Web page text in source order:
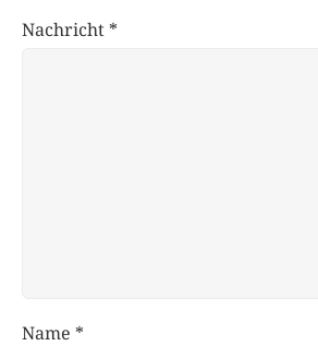
Nachricht *
Name *